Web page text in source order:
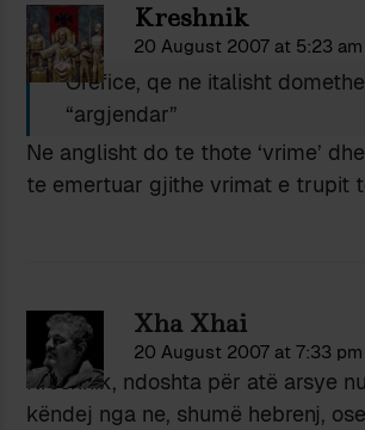
Kreshnik
20 August 2007 at 5:23 am
Orefice, qe ne italisht
“argjendar”
Ne anglisht do te thote ‘vrime’
te emertuar gjithe vrimat e trupit
Xha Xhai
20 August 2007 at 7:33 pm
Kreshnik, ndoshta për atë arsye
këndej nga ne, shumë hebrenj,